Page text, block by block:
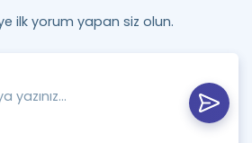
ilk yorum yapan siz olun.